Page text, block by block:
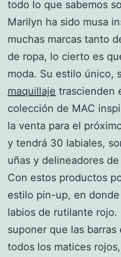
todo lo que sabemos
Marilyn ha sido musa
muchas marcas tanto
de ropa, lo cierto es
moda. Su estilo único,
maquillaje trascienden
colección de MAC
la venta para el
y tendrá 30 labiales,
uñas y delineadores de
Con estos productos
estilo pin-up, en
labios de rutilante rojo.
suponer que las
todos los matices